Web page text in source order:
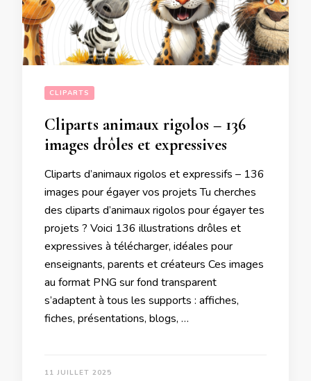
CLIPARTS
Cliparts animaux rigolos – 136
images drôles et expressives
Cliparts d’animaux rigolos et expressifs – 136
images pour égayer vos projets Tu cherches
des cliparts d’animaux rigolos pour égayer tes
projets ? Voici 136 illustrations drôles et
expressives à télécharger, idéales pour
enseignants, parents et créateurs Ces images
au format PNG sur fond transparent
s’adaptent à tous les supports : affiches,
fiches, présentations, blogs, …
11 JUILLET 2025